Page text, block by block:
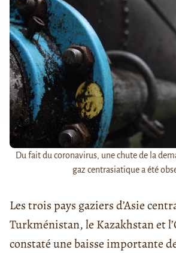
Du fait du coronavirus, une chute de la
gaz centrasiatique a été
Les trois pays gaziers d’Asie
Turkménistan, le Kazakhstan et
constaté une baisse importante